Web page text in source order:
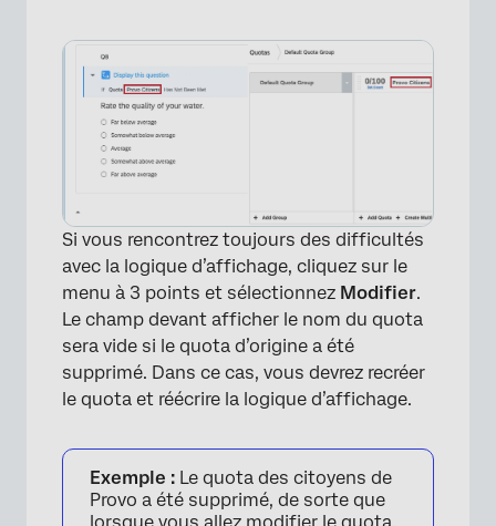
×
Si vous rencontrez toujours des difficultés
avec la logique d’affichage, cliquez sur le
menu à 3 points et sélectionnez Modifier.
Le champ devant afficher le nom du quota
sera vide si le quota d’origine a été
supprimé. Dans ce cas, vous devrez recréer
le quota et réécrire la logique d’affichage.
Exemple : Le quota des citoyens de
Provo a été supprimé, de sorte que